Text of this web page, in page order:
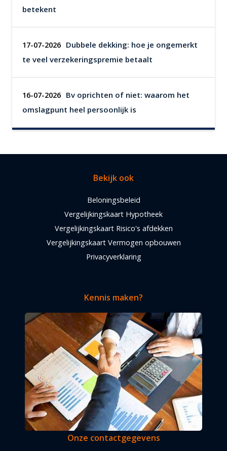
betekent
17-07-2026 Dubbele dekking: hoe je ongemerkt
te veel verzekeringspremie betaalt
16-07-2026 Bv oprichten of niet: waarom het
omslagpunt heel persoonlijk is
Bekijk ook
Beloningsbeleid
Vergelijkingskaart Hypotheek
Vergelijkingskaart Risico's afdekken
Vergelijkingskaart Vermogen opbouwen
Privacyverklaring
Kennis maken?
Onze contactgegevens